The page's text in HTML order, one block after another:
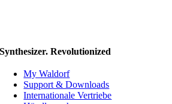
Synthesizer. Revolutionized
My Waldorf
Support & Downloads
Internationale Vertriebe